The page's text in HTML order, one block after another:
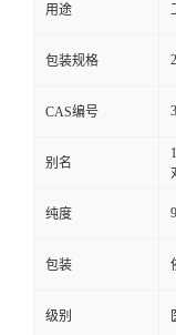
用途
包装规格
CAS编号
别名
纯度
包装
级别